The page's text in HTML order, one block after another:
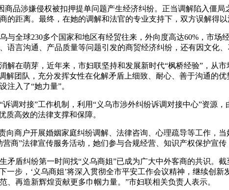
品涉嫌侵权被扣押提单问题产生经济纠纷。正当调解陷入僵
的距离。最终，在她的调解和法官的专业支持下，双方误解得以
与全球230多个国家和地区有经贸往来，外向度高达60%，市
语言沟通、产品质量等问题引发的商贸经济纠纷，还有因文化、
解在萌芽，近年来，市妇联坚持和发展新时代“枫桥经验”，从
解团队，充分发挥女性在化解矛盾上细致、耐心、善于沟通的
注入了“她力量”。
调对接”工作机制，利用“义乌市涉外纠纷诉调对接中心”资源
质高效的法律支撑和保障。
向商户开展婚姻家庭纠纷调解、法律咨询、心理疏导等工作，
商”法律宣传服务活动，她们参与合规经营、知识产权保护宣
矛盾纠纷第一时间找“义乌商姐”已成为广大中外客商的共识。
一步，‘义乌商姐’将深入贯彻全市平安工作会议精神，继续创
、再造新辉煌贡献更多巾帼力量。”市妇联相关负责人表示。